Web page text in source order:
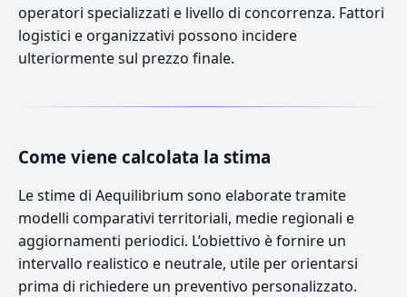
operatori specializzati e livello di concorrenza. Fattori
logistici e organizzativi possono incidere
ulteriormente sul prezzo finale.
Come viene calcolata la stima
Le stime di Aequilibrium sono elaborate tramite
modelli comparativi territoriali, medie regionali e
aggiornamenti periodici. L’obiettivo è fornire un
intervallo realistico e neutrale, utile per orientarsi
prima di richiedere un preventivo personalizzato.